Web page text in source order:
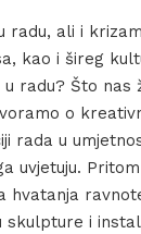
radu, ali i
kao i šireg
radu? Što nas
o
rada u
uvjetuju.
hvatanja
skulpture i